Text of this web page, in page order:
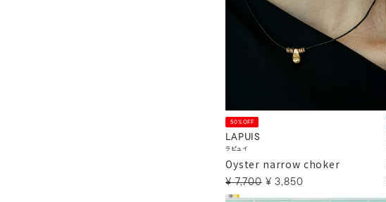
50%OFF
LAPUIS
ラピュイ
Oyster narrow choker
¥ 7,700 ¥ 3,850